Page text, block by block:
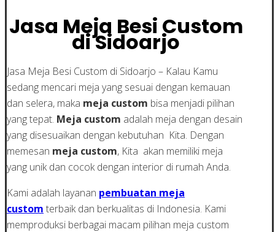
Jasa Meja Besi Custom
di Sidoarjo
Jasa Meja Besi Custom di Sidoarjo – Kalau Kamu
sedang mencari meja yang sesuai dengan kemauan
dan selera, maka meja custom bisa menjadi pilihan
yang tepat. Meja custom adalah meja dengan desain
yang disesuaikan dengan kebutuhan Kita. Dengan
memesan meja custom, Kita akan memiliki meja
yang unik dan cocok dengan interior di rumah Anda.
Kami adalah layanan pembuatan meja
custom terbaik dan berkualitas di Indonesia. Kami
memproduksi berbagai macam pilihan meja custom